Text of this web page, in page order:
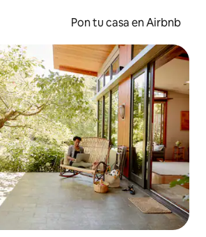
Pon tu casa en Airbnb